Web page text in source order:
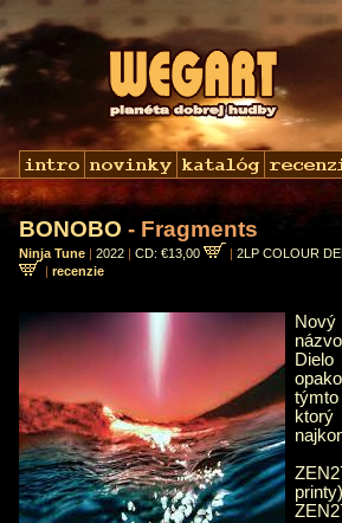
BONOBO - Fragments
Ninja Tune | 2022 | CD: €13,00 | 2LP COLOUR
| recenzie
ktorý
printy)